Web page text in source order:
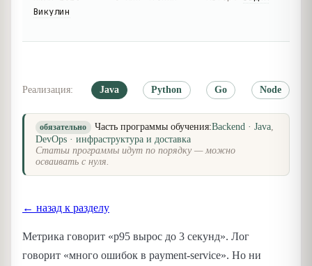
Викулин
Реализация: Java Python Go Node
обязательно Часть программы обучения:Backend · Java,
DevOps · инфраструктура и доставка
Статьи программы идут по порядку — можно
осваивать с нуля.
← назад к разделу
Метрика говорит «p95 вырос до 3 секунд». Лог
говорит «много ошибок в payment-service». Но ни